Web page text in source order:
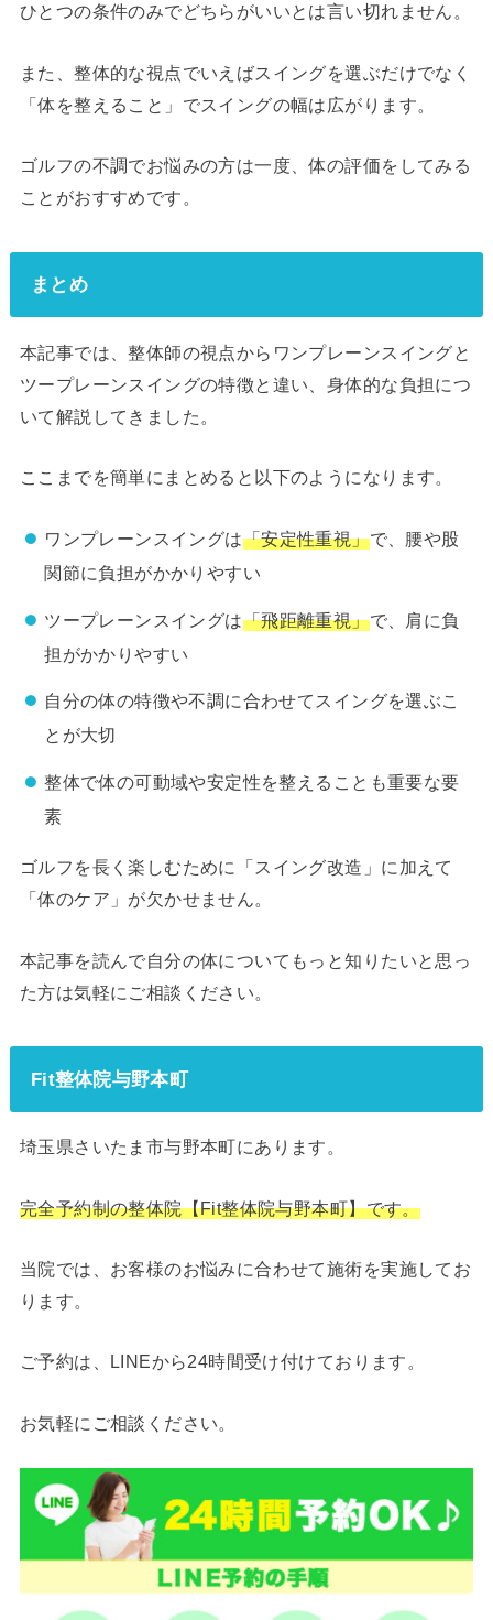
ひとつの条件のみでどちらがいいとは言い切れません。
また、整体的な視点でいえばスイングを選ぶだけでなく
「体を整えること」でスイングの幅は広がります。
ゴルフの不調でお悩みの方は一度、体の評価をしてみる
ことがおすすめです。
まとめ
本記事では、整体師の視点からワンプレーンスイングと
ツープレーンスイングの特徴と違い、身体的な負担につ
いて解説してきました。
ここまでを簡単にまとめると以下のようになります。
ワンプレーンスイングは「安定性重視」で、腰や股
関節に負担がかかりやすい
ツープレーンスイングは「飛距離重視」で、肩に負
担がかかりやすい
自分の体の特徴や不調に合わせてスイングを選ぶこ
とが大切
整体で体の可動域や安定性を整えることも重要な要
素
ゴルフを長く楽しむために「スイング改造」に加えて
「体のケア」が欠かせません。
本記事を読んで自分の体についてもっと知りたいと思っ
た方は気軽にご相談ください。
Fit整体院与野本町
埼玉県さいたま市与野本町にあります。
完全予約制の整体院【Fit整体院与野本町】です。
当院では、お客様のお悩みに合わせて施術を実施してお
ります。
ご予約は、LINEから24時間受け付けております。
お気軽にご相談ください。